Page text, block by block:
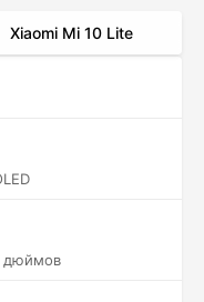
Xiaomi Mi 10 Lite
дюймов